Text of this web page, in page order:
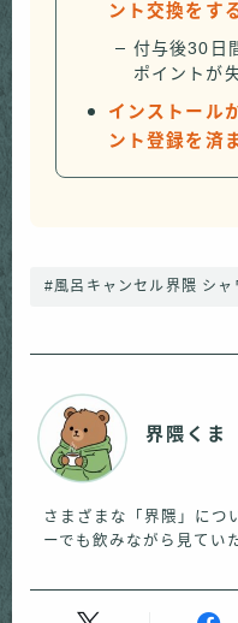
ント交換をす
付与後30日
ポイントが
インストール
ント登録を済
#風呂キャンセル界隈 シャ
界隈くま
さまざまな「界隈」につ
ーでも飲みながら見てい